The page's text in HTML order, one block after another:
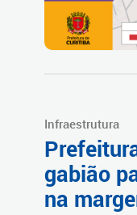
Infraestrutura
gabião
na